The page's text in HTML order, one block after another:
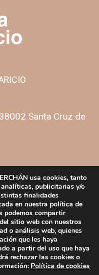
Santa Cruz de
de cookies
Facebook
Instagram
usa cookies, tanto
publicitarias y/o
finalidades
en nuestra política de
podemos compartir
sitio web con nuestros
o análisis web, quienes
que les haya
a partir del uso que haya
rechazar las cookies o
Política de cookies